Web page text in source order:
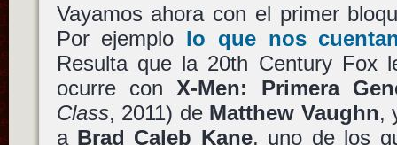
Vayamos ahora con el primer
Por ejemplo lo que nos
Resulta que la 20th Century Fox
ocurre con X-Men: Primera
Class, 2011) de Matthew Vaughn,
a Brad Caleb Kane, uno de los